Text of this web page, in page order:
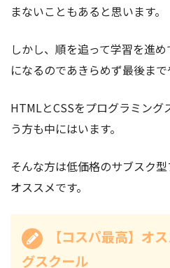
まないこともあると思います。
しかし、順を追って学習を進
になるのであきらめず最後ま
HTMLとCSSをプログラミン
う方も中にはいます。
そんな方は低価格のサブスク
オススメです。
【コスパ最高】オ
グスクール